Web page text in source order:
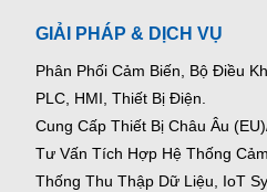
GIẢI PHÁP & DỊCH VỤ
Phân Phối Cảm Biến, Bộ Điều
PLC, HMI, Thiết Bị Điện.
Cung Cấp Thiết Bị Châu Âu
Tư Vấn Tích Hợp Hệ Thống
Thống Thu Thập Dữ Liệu, IoT